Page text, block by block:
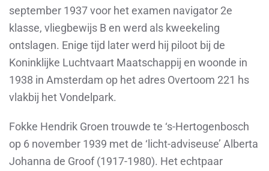
september 1937 voor het examen navigator 2e
klasse, vliegbewijs B en werd als kweekeling
ontslagen. Enige tijd later werd hij piloot bij de
Koninklijke Luchtvaart Maatschappij en woonde in
1938 in Amsterdam op het adres Overtoom 221 hs
vlakbij het Vondelpark.
Fokke Hendrik Groen trouwde te ‘s-Hertogenbosch
op 6 november 1939 met de ‘licht-adviseuse’ Alberta
Johanna de Groof (1917-1980). Het echtpaar